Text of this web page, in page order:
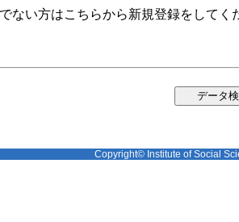
ない方はこちらから新規登録をしてく
Copyright© Institute of Social